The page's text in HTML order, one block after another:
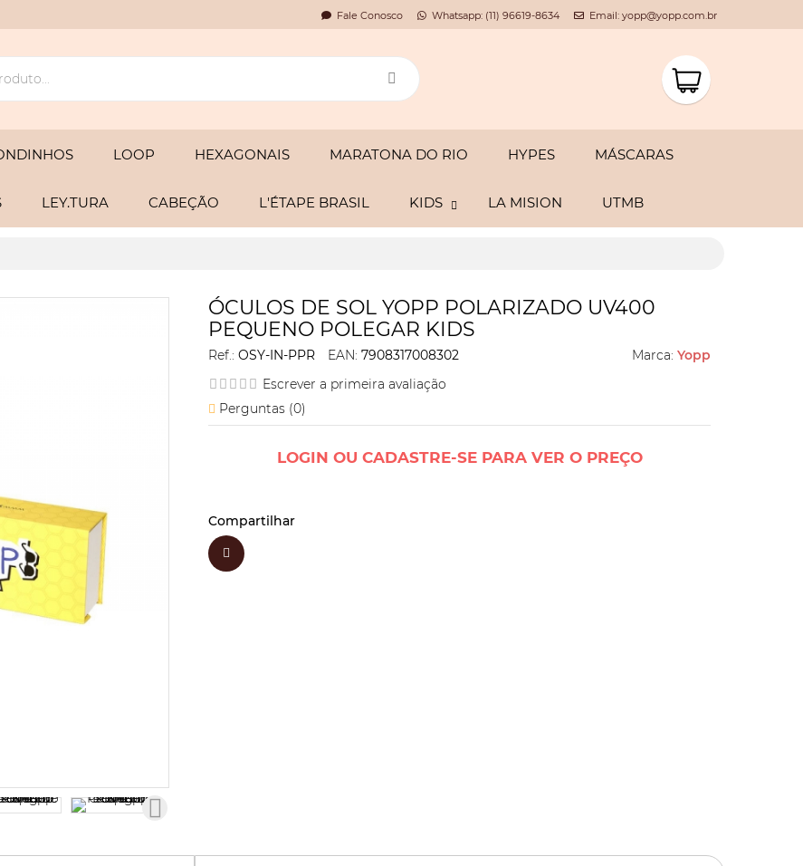
Fale Conosco Whatsapp: (11) 96619-8634 Email: yopp@yopp.com.br
LOOP HEXAGONAIS MARATONA DO RIO HYPES MÁSCARAS
LEY.TURA CABEÇÃO L'ÉTAPE BRASIL KIDS LA MISION UTMB
ÓCULOS DE SOL YOPP POLARIZADO UV400
PEQUENO POLEGAR KIDS
Ref.: OSY-IN-PPR EAN: 7908317008302 Marca: Yopp
Escrever a primeira avaliação
Perguntas (0)
LOGIN OU CADASTRE-SE PARA VER O PREÇO
Compartilhar